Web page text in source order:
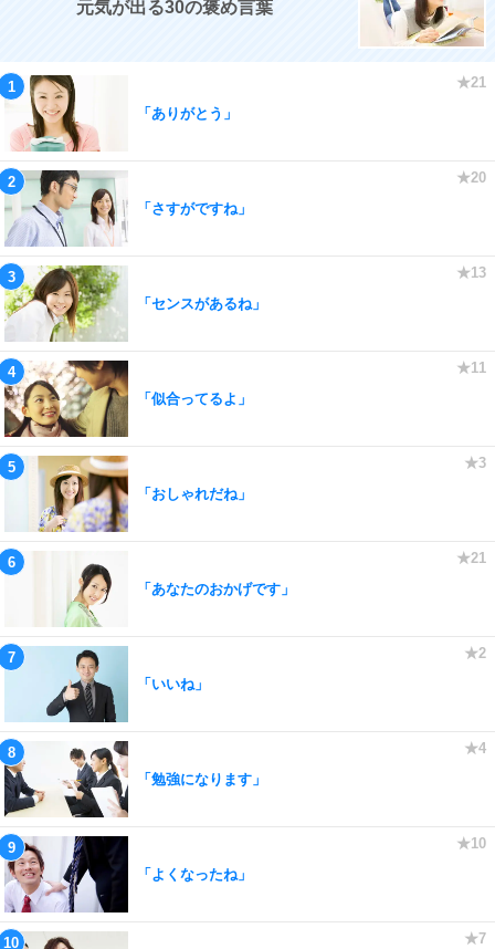
元気が出る30の褒め言葉
「ありがとう」
「さすがですね」
「センスがあるね」
「似合ってるよ」
「おしゃれだね」
「あなたのおかげです」
「いいね」
「勉強になります」
「よくなったね」